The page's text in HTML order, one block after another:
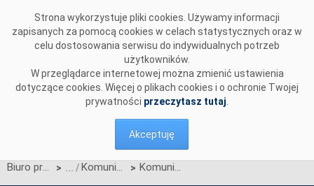
Strona wykorzystuje pliki cookies. Używamy informacji
zapisanych za pomocą cookies w celach statystycznych oraz w
celu dostosowania serwisu do indywidualnych potrzeb
użytkowników.
W przeglądarce internetowej można zmienić ustawienia
dotyczące cookies. Więcej o plikach cookies i o ochronie Twojej
prywatności przeczytasz tutaj
Akceptuję
Biuro prasowe > Komunikaty OSP > Komunikat dotyczący redysponowania nierynkowego instalacji PV w dniu 12 maja 2024 roku